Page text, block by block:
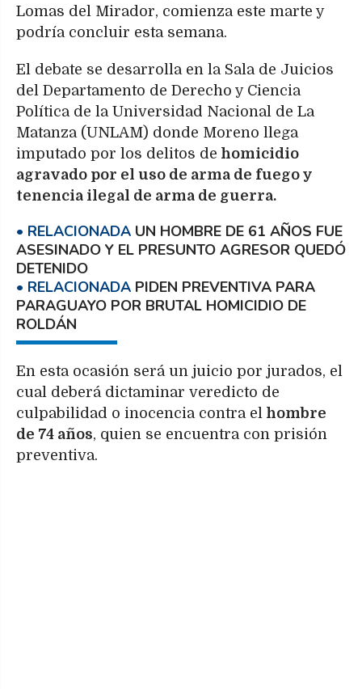
Lomas del Mirador, comienza este marte y
podría concluir esta semana.
El debate se desarrolla en la Sala de Juicios
del Departamento de Derecho y Ciencia
Política de la Universidad Nacional de La
Matanza (UNLAM) donde Moreno llega
imputado por los delitos de homicidio
agravado por el uso de arma de fuego y
tenencia ilegal de arma de guerra.
UN HOMBRE DE 61 AÑOS FUE
ASESINADO Y EL PRESUNTO AGRESOR QUEDÓ
DETENIDO
PIDEN PREVENTIVA PARA
PARAGUAYO POR BRUTAL HOMICIDIO DE
ROLDÁN
En esta ocasión será un juicio por jurados, el
cual deberá dictaminar veredicto de
culpabilidad o inocencia contra el hombre
de 74 años, quien se encuentra con prisión
preventiva.